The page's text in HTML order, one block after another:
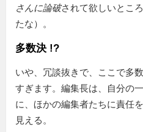
さんに論破されて欲しいとこ
たな）。
多数決 !?
いや、冗談抜きで、ここで多
すぎます。編集長は、自分の
に、ほかの編集者たちに責任
見える。